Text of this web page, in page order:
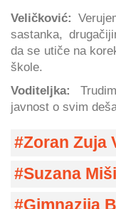
Veličković:
sastanka,
da se utiče na
škole.
Voditeljka:
javnost o svim
Zoran Zuja
Suzana
Gimnazija